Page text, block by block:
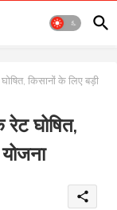
किसानों के लिए बड़ी
घोषित,
share